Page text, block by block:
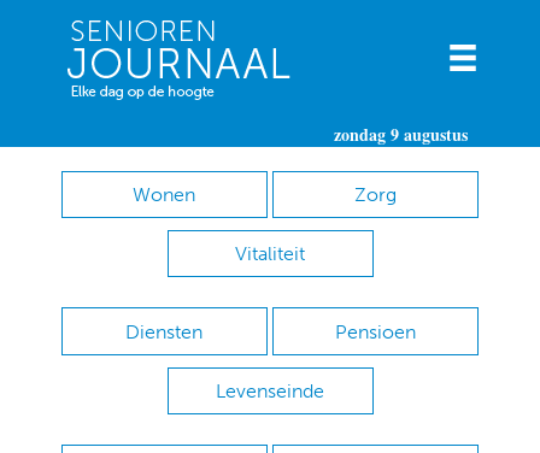
zondag 9 augustus
Wonen Zorg
Vitaliteit
Diensten Pensioen
Levenseinde